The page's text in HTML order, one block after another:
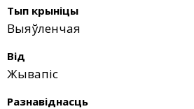
Тып крыніцы
Выяўленчая
Від
Жывапіс
Разнавіднасць